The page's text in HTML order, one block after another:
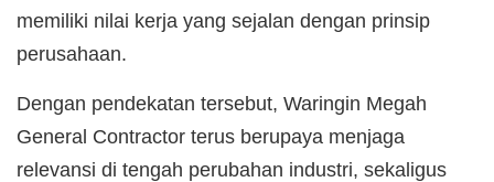
memiliki nilai kerja yang sejalan dengan prinsip
perusahaan.
Dengan pendekatan tersebut, Waringin Megah
General Contractor terus berupaya menjaga
relevansi di tengah perubahan industri, sekaligus